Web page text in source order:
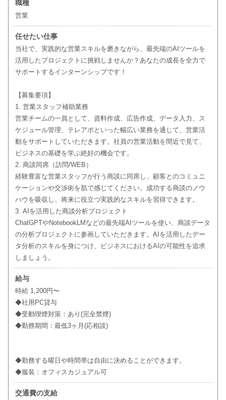
職種
営業
任せたい仕事
当社で、実践的な営業スキルを磨きながら、最先端のAIツールを
活用したプロジェクトに挑戦しませんか？あなたの成長を全力で
サポートするインターンシップです！
【募集要項】
1. 営業スタッフ補助業務
営業チームの一員として、資料作成、広告作成、データ入力、ス
ケジュール管理、テレアポといった幅広い業務を通じて、営業活
動をサポートしていただきます。社員の営業活動を間近で見て、
ビジネスの基礎を学ぶ絶好の機会です。
2. 商談同席（訪問/WEB）
経験豊富な営業スタッフが行う商談に同席し、顧客とのコミュニ
ケーションや交渉術を肌で感じてください。成功する商談のノウ
ハウを吸収し、将来に役立つ実践的なスキルを習得できます。
3. AIを活用した商談分析プロジェクト
ChatGPTやNotebookLMなどの最先端AIツールを使い、商談データ
の分析プロジェクトに参画していただきます。AIを活用したデー
タ分析のスキルを身につけ、ビジネスにおけるAIの可能性を追求
しましょう。
給与
時給 1,200円〜
◆社用PC貸与
◆受動喫煙対策：あり(完全禁煙)
◆勤務期間：最低3ヶ月(応相談)
◆勤務する曜日や時間帯は自由に決めることができます。
◆服装：オフィスカジュアル可
交通費の支給